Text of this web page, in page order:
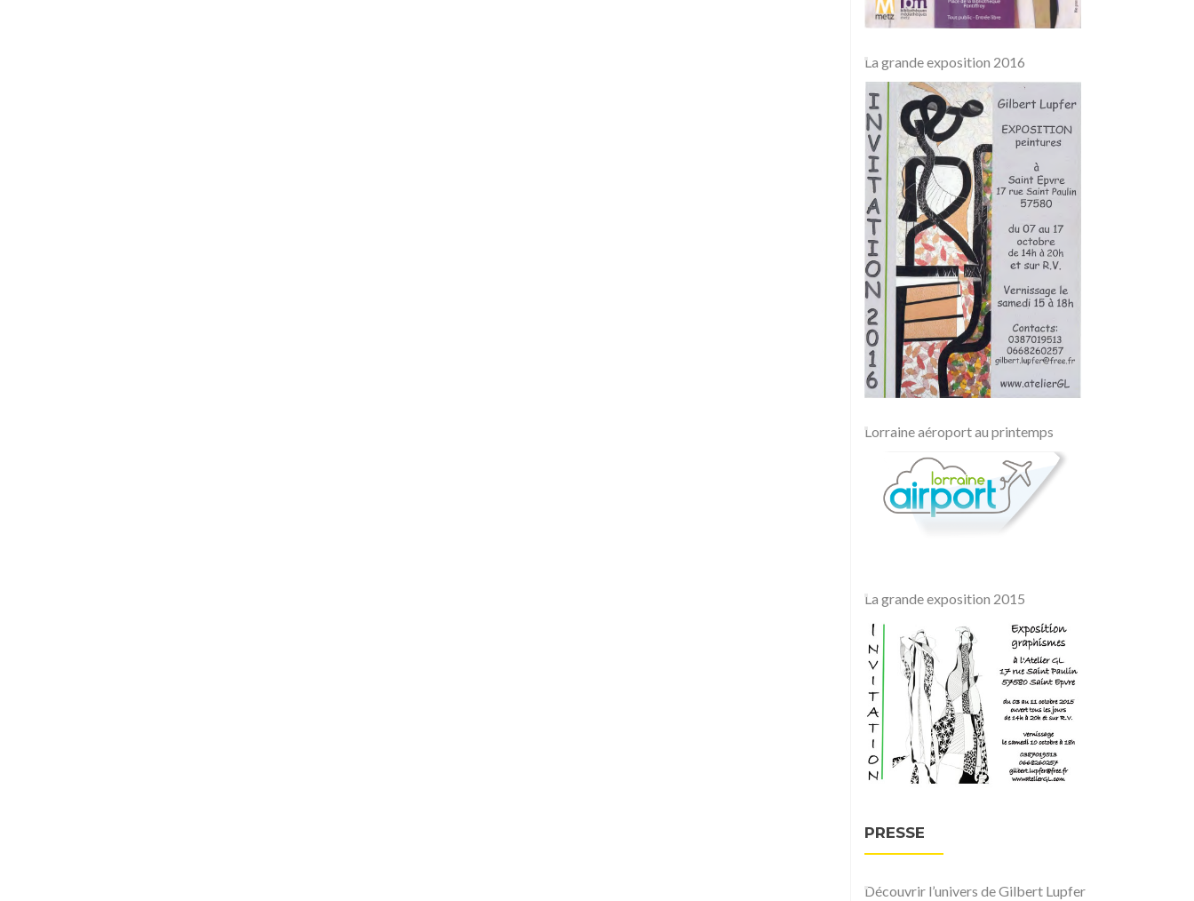
La grande exposition 2016
Lorraine aéroport au printemps
La grande exposition 2015
PRESSE
Découvrir l’univers de Gilbert Lupfer